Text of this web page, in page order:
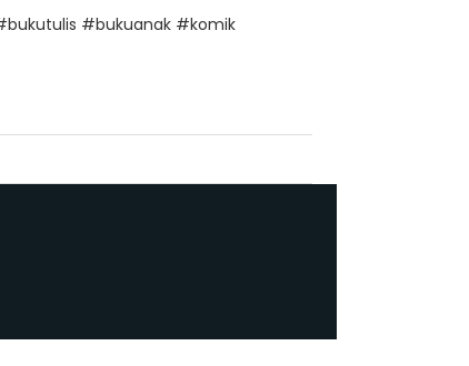
#bukuanak #komik